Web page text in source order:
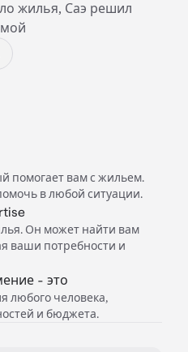
жилья, Саэ решил
помогает вам с жильем.
в любой ситуации.
Он может найти вам
ваши потребности и
- это
любого человека,
и бюджета.